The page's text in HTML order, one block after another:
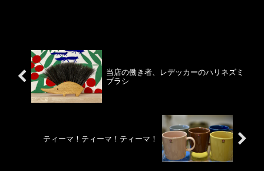
当店の働き者、レデッカーのハリネズミ
ブラシ
ティーマ！ティーマ！ティーマ！